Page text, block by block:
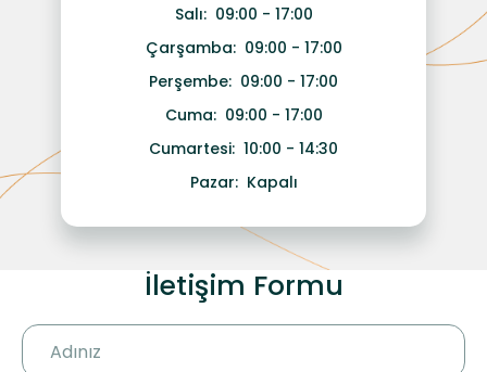
Salı: 09:00 - 17:00
Çarşamba: 09:00 - 17:00
Perşembe: 09:00 - 17:00
Cuma: 09:00 - 17:00
Cumartesi: 10:00 - 14:30
Pazar: Kapalı
İletişim Formu